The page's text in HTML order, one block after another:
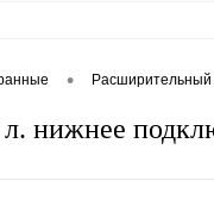
• Расширительный
нижнее